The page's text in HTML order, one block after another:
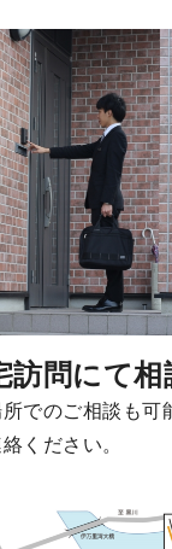
訪問にて相
でのご相談も可
ください。